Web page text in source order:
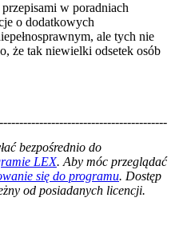
w poradniach
o dodatkowych
ale tych nie
że tak niewielki odsetek osób
bezpośrednio do
LEX. Aby móc przeglądać
się do programu. Dostęp
od posiadanych licencji.